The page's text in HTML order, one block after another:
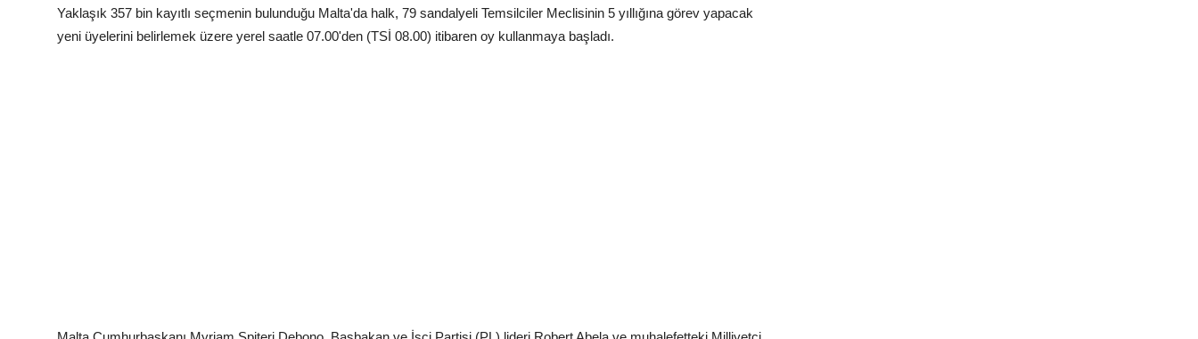
Yaklaşık 357 bin kayıtlı seçmenin bulunduğu Malta'da halk, 79 sandalyeli Temsilciler Meclisinin 5 yıllığına görev yapacak
yeni üyelerini belirlemek üzere yerel saatle 07.00'den (TSİ 08.00) itibaren oy kullanmaya başladı.